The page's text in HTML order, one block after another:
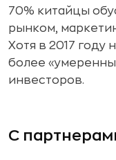
70% китайцы
рынком,
Хотя в 2017 году
более
инвесторов.
С